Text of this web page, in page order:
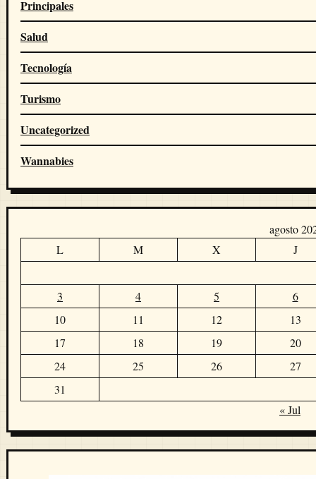
Principales
Salud
Tecnología
Turismo
Uncategorized
Wannabies
agosto
L
M X J
3 4 5
6
10
11 12
13
17
18 19
20
24
25 26
27
31
« Jul